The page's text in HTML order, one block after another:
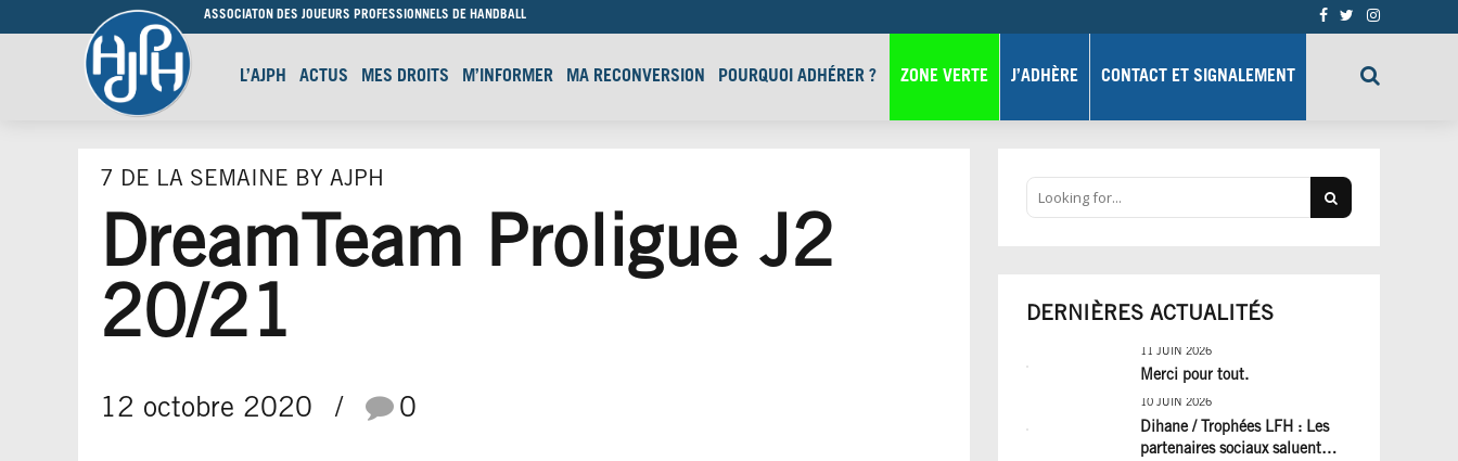
ASSOCIATON DES JOUEURS PROFESSIONNELS DE HANDBALL
L’AJPH ACTUS MES DROITS M’INFORMER MA RECONVERSION POURQUOI ADHÉRER ? ZONE VERTE J’ADHÈRE CONTACT ET SIGNALEMENT
7 DE LA SEMAINE BY AJPH
DreamTeam Proligue J2
20/21
12 octobre 2020 0
DERNIÈRES ACTUALITÉS
11 JUIN 2026
Merci pour tout.
10 JUIN 2026
Dihane / Trophées LFH : Les
partenaires sociaux saluent